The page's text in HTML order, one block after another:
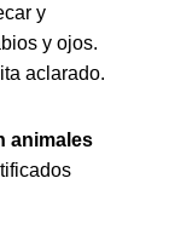
y
y ojos.
aclarado.
animales